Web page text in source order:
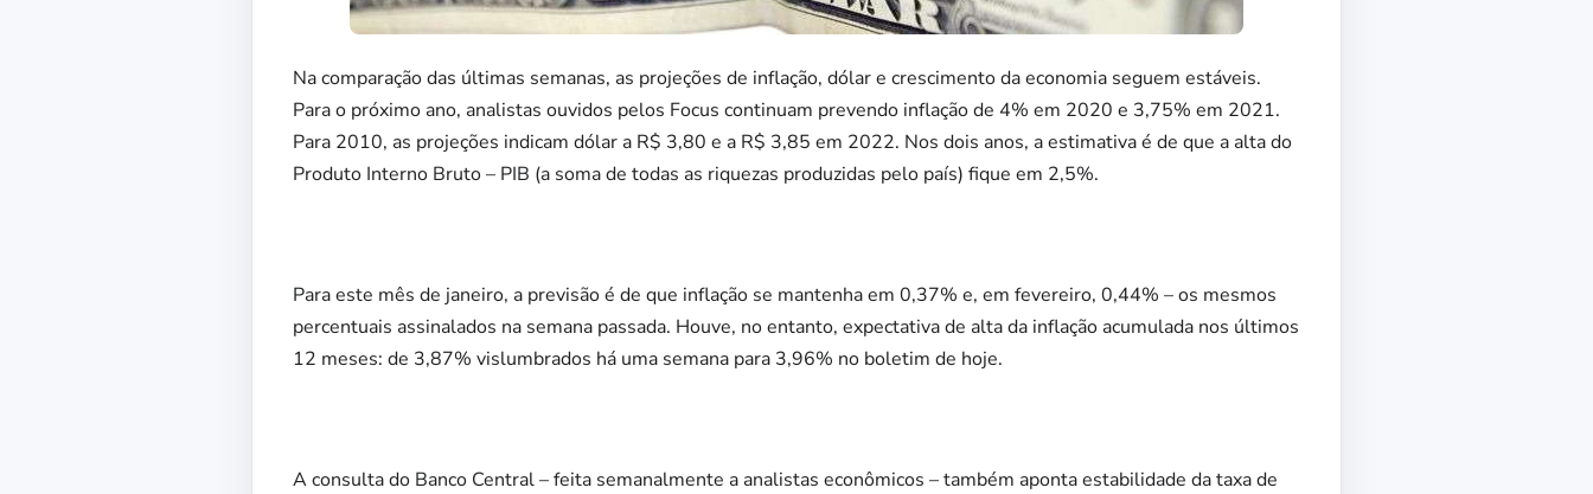
Na comparação das últimas semanas, as projeções de inflação, dólar e crescimento da economia seguem estáveis.
Para o próximo ano, analistas ouvidos pelos Focus continuam prevendo inflação de 4% em 2020 e 3,75% em 2021.
Para 2010, as projeções indicam dólar a R$ 3,80 e a R$ 3,85 em 2022. Nos dois anos, a estimativa é de que a alta do
Produto Interno Bruto – PIB (a soma de todas as riquezas produzidas pelo país) fique em 2,5%.
Para este mês de janeiro, a previsão é de que inflação se mantenha em 0,37% e, em fevereiro, 0,44% – os mesmos
percentuais assinalados na semana passada. Houve, no entanto, expectativa de alta da inflação acumulada nos últimos
12 meses: de 3,87% vislumbrados há uma semana para 3,96% no boletim de hoje.
A consulta do Banco Central – feita semanalmente a analistas econômicos – também aponta estabilidade da taxa de